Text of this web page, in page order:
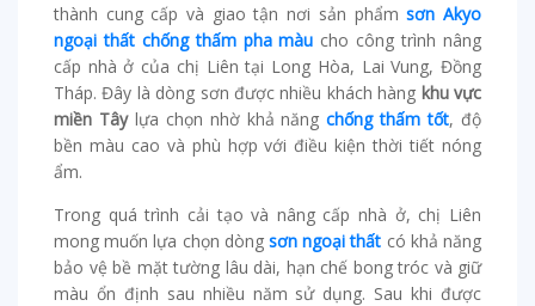
thành cung cấp và giao tận nơi sản phẩmsơn Akyo
ngoại thất chống thấm pha màu cho công trình nâng
cấp nhà ở của chị Liên tại Long Hòa, Lai Vung, Đồng
Tháp. Đây là dòng sơn được nhiều khách hàng khu vực
miền Tâylựa chọn nhờ khả năngchống thấm tốt, độ
bền màu cao và phù hợp với điều kiện thời tiết nóng
ẩm.
Trong quá trình cải tạo và nâng cấp nhà ở, chị Liên
mong muốn lựa chọn dòng sơn ngoại thất có khả năng
bảo vệ bề mặt tường lâu dài, hạn chế bong tróc và giữ
màu ổn định sau nhiều năm sử dụng. Sau khi được